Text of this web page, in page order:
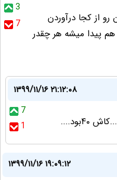
3
7
این قیمت 40 تومان رو از کجا درآوردن
وفور هم پیدا میشه هر چقدر
۱۳۹۹/۱۱/۱۶ ۲۱:۱۲:۰۸
7
1
۱۳۹۹/۱۱/۱۶ ۱۹:۰۹:۱۲